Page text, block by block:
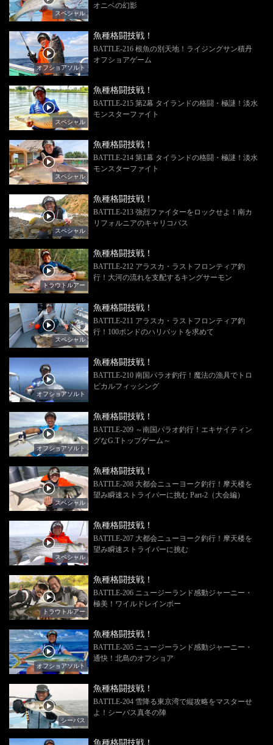
スペシャル
オニベの幻影
オフショアソルト
魚種格闘技戦！
BATTLE-216 根魚の別天地！ライジングサン積丹
オフショアゲーム
スペシャル
魚種格闘技戦！
BATTLE-215 第2幕 タイランドの格闘・極謎！淡水
モンスターファイト
スペシャル
魚種格闘技戦！
BATTLE-214 第1幕 タイランドの格闘・極謎！淡水
モンスターファイト
スペシャル
魚種格闘技戦！
BATTLE-213 強烈ファイターをロックせよ！南カ
リフォルニアのキャリコバス
トラウトルアー
魚種格闘技戦！
BATTLE-212 アラスカ・ラストフロンティア釣
行！大河の流れを支配するキングサーモン
スペシャル
魚種格闘技戦！
BATTLE-211 アラスカ・ラストフロンティア釣
行！100ポンドのハリバットを求めて
オフショアソルト
魚種格闘技戦！
BATTLE-210 南国パラオ釣行！魔法の漁具でトロ
ピカルフィッシング
オフショアソルト
魚種格闘技戦！
BATTLE-209 ～南国パラオ釣行！エキサイティン
グなG.Tトップゲーム～
スペシャル
魚種格闘技戦！
BATTLE-208 大都会ニューヨーク釣行！摩天楼を
望み瞬速ストライパーに挑む Part-2（大会編）
スペシャル
魚種格闘技戦！
BATTLE-207 大都会ニューヨーク釣行！摩天楼を
望み瞬速ストライパーに挑む
トラウトルアー
魚種格闘技戦！
BATTLE-206 ニュージーランド感動ジャーニー・
極美！ワイルドレインボー
オフショアソルト
魚種格闘技戦！
BATTLE-205 ニュージーランド感動ジャーニー・
通快！北島のオフショア
シーバス
魚種格闘技戦！
BATTLE-204 雪降る東京湾で縦攻略をマスターせ
よ！シーバス真冬の陣
魚種格闘技戦！